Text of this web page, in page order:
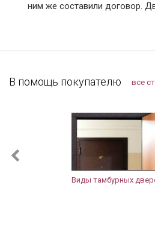
Люберецкий район
Подольский район
Пушкинский район
Раменский район
Сергиево-Посадский район
ним же составили договор.
чуть больше недели, с
теперь нет ни холода, ни
Компанию я рекомендую, тут
В помощь покупателю все
Виды тамбурных